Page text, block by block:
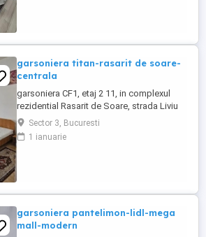
garsoniera titan-rasarit de soare-
centrala
garsoniera CF1, etaj 2 11, in complexul
rezidential Rasarit de Soare, strada Liviu
Rebreanu 46- 58, langa AUCHAN TITAN,
bloc 2010, 34m2- decomandata, mobilata,
utilata, masina de spalat, frigider, aragaz,
Sector 3, Bucuresti
1 ianuarie
garsoniera pantelimon-lidl-mega
mall-modern